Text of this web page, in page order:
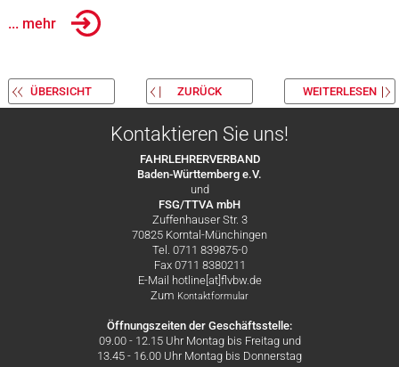
... mehr
ÜBERSICHT ZURÜCK WEITERLESEN
Kontaktieren Sie uns!
FAHRLEHRERVERBAND
Baden-Württemberg e.V.
und
FSG/TTVA mbH
Zuffenhauser Str. 3
70825 Korntal-Münchingen
Tel. 0711 839875-0
Fax 0711 8380211
E-Mail hotline[at]flvbw.de
Zum Kontaktformular
Öffnungszeiten der Geschäftsstelle:
09.00 - 12.15 Uhr Montag bis Freitag und
13.45 - 16.00 Uhr Montag bis Donnerstag